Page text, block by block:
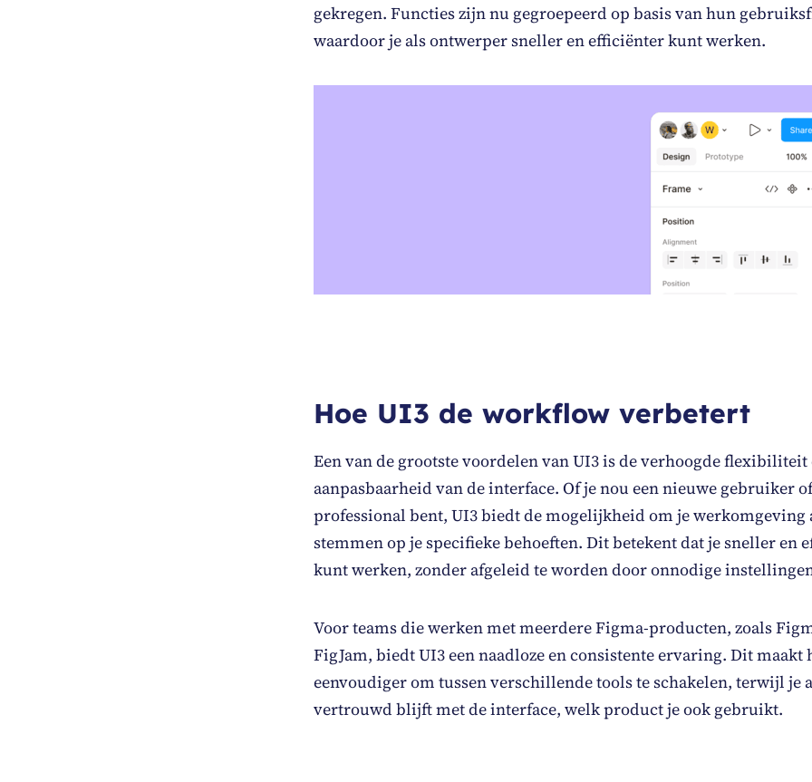
gekregen. Functies zijn nu gegroepeerd op basis van hun
waardoor je als ontwerper sneller en efficiënter kunt werken.
Hoe UI3 de workflow verbetert
Een van de grootste voordelen van UI3 is de verhoogde flexibiliteit
aanpasbaarheid van de interface. Of je nou een nieuwe gebruiker
professional bent, UI3 biedt de mogelijkheid om je werkomgeving
stemmen op je specifieke behoeften. Dit betekent dat je sneller en
kunt werken, zonder afgeleid te worden door onnodige
Voor teams die werken met meerdere Figma-producten, zoals
FigJam, biedt UI3 een naadloze en consistente ervaring. Dit maakt
eenvoudiger om tussen verschillende tools te schakelen, terwijl je
vertrouwd blijft met de interface, welk product je ook gebruikt.